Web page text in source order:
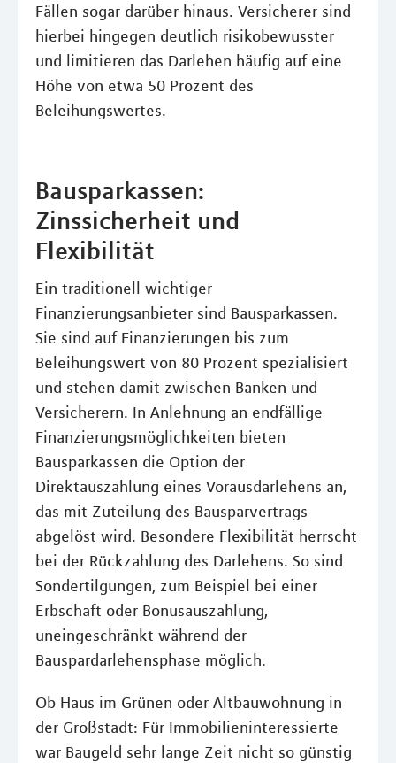
Fällen sogar darüber hinaus. Versicherer sind
hierbei hingegen deutlich risikobewusster
und limitieren das Darlehen häufig auf eine
Höhe von etwa 50 Prozent des
Beleihungswertes.
Bausparkassen:
Zinssicherheit und
Flexibilität
Ein traditionell wichtiger
Finanzierungsanbieter sind Bausparkassen.
Sie sind auf Finanzierungen bis zum
Beleihungswert von 80 Prozent spezialisiert
und stehen damit zwischen Banken und
Versicherern. In Anlehnung an endfällige
Finanzierungsmöglichkeiten bieten
Bausparkassen die Option der
Direktauszahlung eines Vorausdarlehens an,
das mit Zuteilung des Bausparvertrags
abgelöst wird. Besondere Flexibilität herrscht
bei der Rückzahlung des Darlehens. So sind
Sondertilgungen, zum Beispiel bei einer
Erbschaft oder Bonusauszahlung,
uneingeschränkt während der
Bauspardarlehensphase möglich.
Ob Haus im Grünen oder Altbauwohnung in
der Großstadt: Für Immobilieninteressierte
war Baugeld sehr lange Zeit nicht so günstig